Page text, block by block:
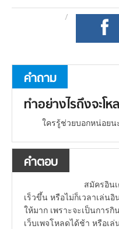
คำถาม
ทำอย่างไรถึงจะโ
ใครรู้ช่วยบอกหน่อยน
คำตอบ
สมัครอินเตอร์เ
เร็วขึ้น หรือไม่ก็เวลาเล่น
ให้มาก เพราะจะเป็นการ
เว็บเพจโหลดได้ช้า หรือเ